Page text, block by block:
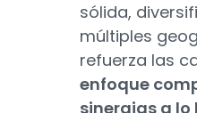
sólida,
múltiples
refuerza las
enfoque
sinergias a